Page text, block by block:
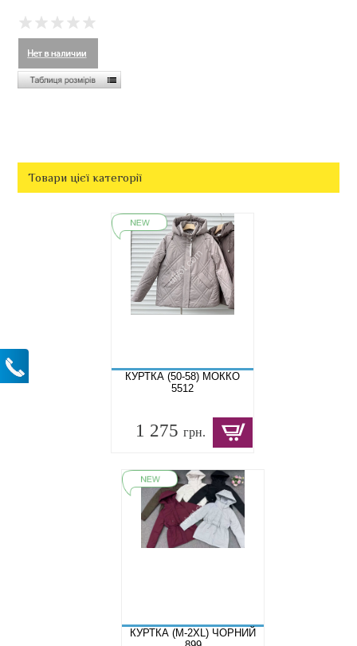
Товари цієї категорії
КУРТКА (50-58) МОККО
5512
1 275грн.
КУРТКА (M-2XL) ЧОРНИЙ